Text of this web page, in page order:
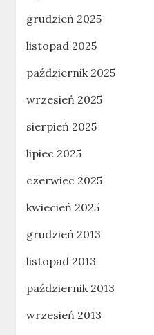
grudzień 2025
listopad 2025
październik 2025
wrzesień 2025
sierpień 2025
lipiec 2025
czerwiec 2025
kwiecień 2025
grudzień 2013
listopad 2013
październik 2013
wrzesień 2013